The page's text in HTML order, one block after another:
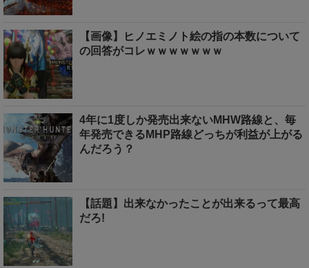
【画像】ヒノエミノト絵の指の本数について
の回答がコレｗｗｗｗｗｗｗ
4年に1度しか発売出来ないMHW路線と、毎
年発売できるMHP路線どっちが利益が上がる
んだろう？
【話題】出来なかったことが出来るって最高
だろ!